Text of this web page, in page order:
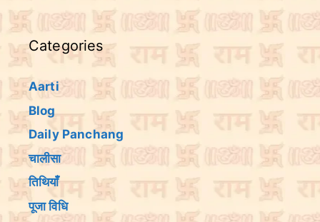
Categories
Aarti
Blog
Daily Panchang
चालीसा
तिथियांँ
पूजा विधि